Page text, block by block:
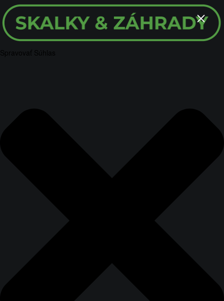
Spravovať Súhlas